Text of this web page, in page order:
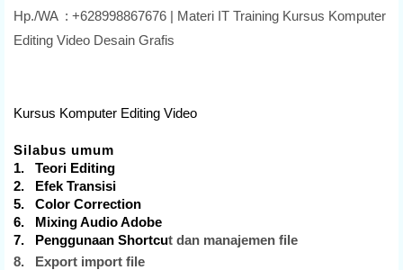
Hp./WA : +628998867676 | Materi IT Training Kursus Komputer
Editing Video Desain Grafis
Kursus Komputer Editing Video
Silabus umum
1. Teori Editing
2. Efek Transisi
5. Color Correction
6. Mixing Audio Adobe
7. Penggunaan Shortcut dan manajemen file
8. Export import file